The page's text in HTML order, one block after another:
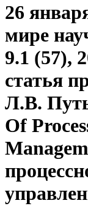
26
мире
9.1 (57),
статья
Л.В.
Of